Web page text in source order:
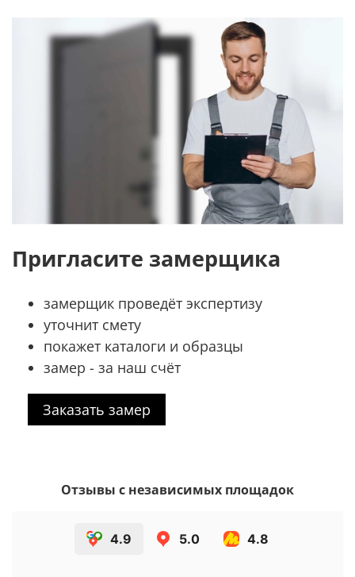
Пригласите замерщика
замерщик проведёт экспертизу
уточнит смету
покажет каталоги и образцы
замер - за наш счёт
Заказать замер
Отзывы с независимых площадок
4.9 5.0 4.8